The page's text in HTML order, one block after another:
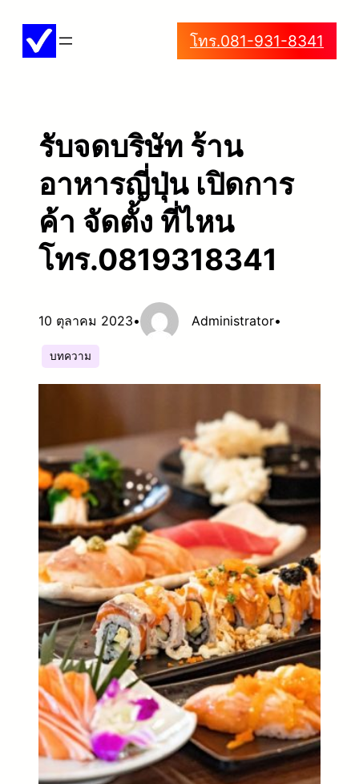
โทร.081-931-8341
รับจดบริษัท ร้าน
อาหารญี่ปุ่น เปิดการ
ค้า จัดตั้ง ที่ไหน
โทร.0819318341
10 ตุลาคม 2023• Administrator•
บทความ